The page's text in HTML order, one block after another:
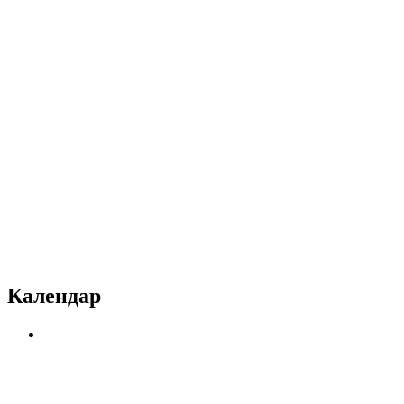
Календар